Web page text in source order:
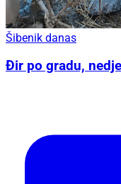
Šibenik danas
Đir po gradu,